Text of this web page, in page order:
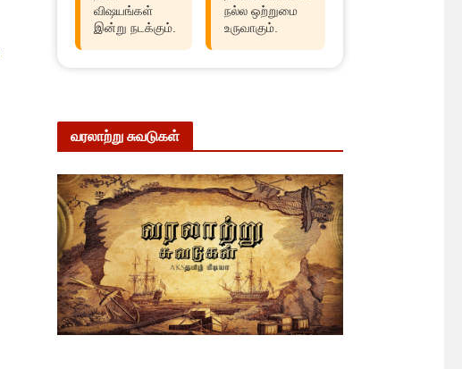
விஷயங்கள்
இன்று நடக்கும்.
நல்ல ஒற்றுமை
உருவாகும்.
வரலாற்று சுவடுகள்